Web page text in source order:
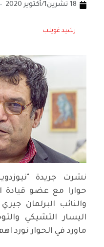
18 تشرين1/أكتوير 2020
رشيد غويلب
نشرت جريدة
حوارا مع عضو قيادة
والنائب البرلمان
اليسار التشيكي
ماورد في الحوار نورد